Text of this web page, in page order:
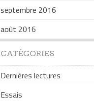
septembre 2016
août 2016
CATÉGORIES
Dernières lectures
Essais